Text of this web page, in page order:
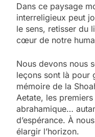
Dans ce paysage
interreligieux peut
le sens, retisser du
cœur de notre
Nous devons nous
leçons sont là pour
mémoire de la
Aetate, les
abrahamique…
d’espérance. À
élargir l’horizon.